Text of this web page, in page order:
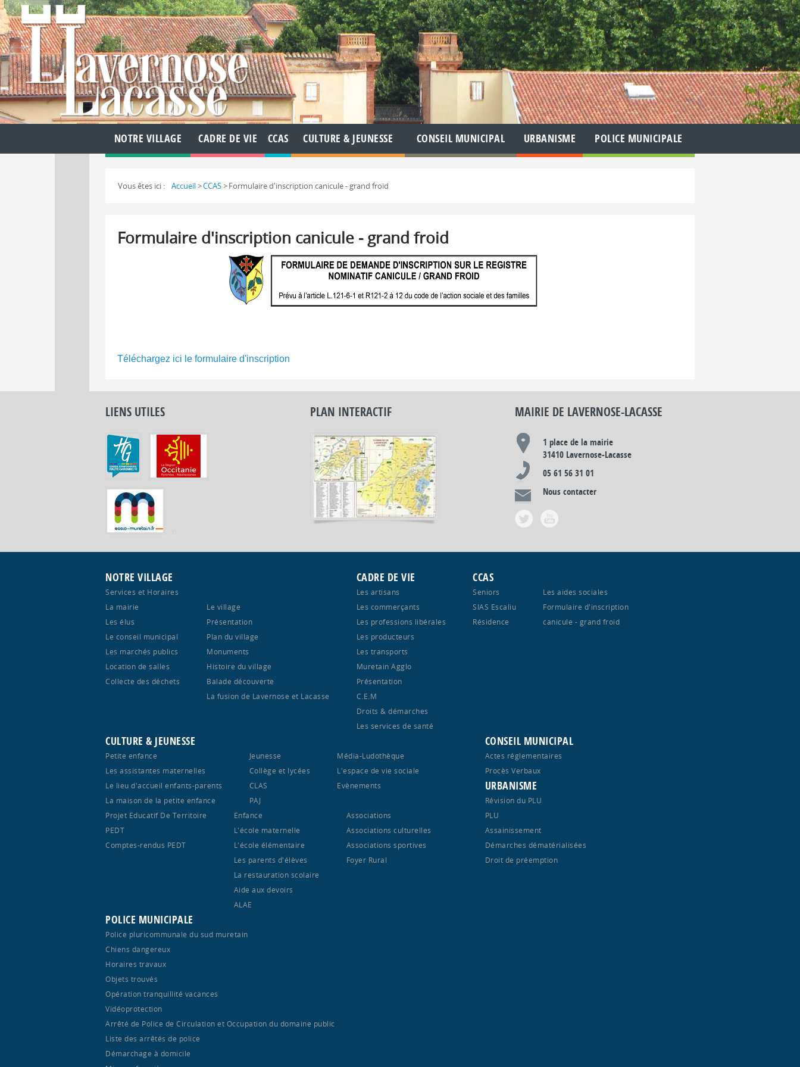
NOTRE VILLAGE CADRE DE VIE CCAS CULTURE & JEUNESSE CONSEIL MUNICIPAL URBANISME POLICE MUNICIPALE
Vous êtes ici : Accueil>CCAS>Formulaire d'inscription canicule - grand froid
Formulaire d'inscription canicule - grand froid
Téléchargez ici le formulaire d'inscription
LIENS UTILES PLAN INTERACTIF MAIRIE DE LAVERNOSE-LACASSE
1 place de la mairie
31410 Lavernose-Lacasse
05 61 56 31 01
Nous contacter
NOTRE VILLAGE
Services et Horaires
La mairie
Les élus
Le conseil municipal
Les marchés publics
Location de salles
Collecte des déchets
Le village
Présentation
Plan du village
Monuments
Histoire du village
Balade découverte
La fusion de Lavernose et Lacasse
CADRE DE VIE
Les artisans
Les commerçants
Les professions libérales
Les producteurs
Les transports
Muretain Agglo
Présentation
C.E.M
Droits & démarches
Les services de santé
CCAS
Seniors
SIAS Escaliu
Résidence
Les aides sociales
Formulaire d'inscription
canicule - grand froid
CULTURE & JEUNESSE
Petite enfance
Les assistantes maternelles
Le lieu d'accueil enfants-parents
La maison de la petite enfance
Jeunesse
Collège et lycées
CLAS
PAJ
Média-Ludothèque
Projet Educatif De Territoire
PEDT
Comptes-rendus PEDT
Enfance
L'école maternelle
L'école élémentaire
Les parents d'élèves
La restauration scolaire
Aide aux devoirs
ALAE
Associations
Associations culturelles
Associations sportives
Foyer Rural
L'espace de vie sociale
Evènements
CONSEIL MUNICIPAL
Actes réglementaires
Procès Verbaux
URBANISME
Révision du PLU
PLU
Assainissement
Démarches dématérialisées
Droit de préemption
POLICE MUNICIPALE
Police pluricommunale du sud muretain
Chiens dangereux
Horaires travaux
Objets trouvés
Opération tranquillité vacances
Vidéoprotection
Arrêté de Police de Circulation et Occupation du domaine public
Liste des arrêtés de police
Démarchage à domicile